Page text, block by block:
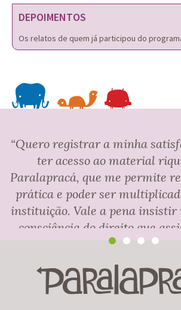
DEPOIMENTOS
Os relatos de quem já participou do
“Quero registrar a minha
ter acesso ao material
Paralapracá, que me permite
prática e poder ser
instituição. Vale a pena insistir
consciência do direito que
crianças, permitindo
com adultos brincantes,
gratificante e convidativo.
caixas vazias em cenários